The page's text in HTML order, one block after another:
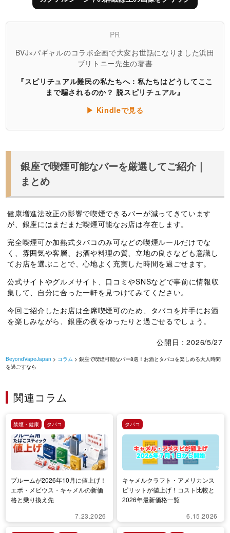
PR
BVJ×パギャルのコラボ企画で大変お世話になりました浜田
ブリトニー先生の著書
『スピリチュアル難民の私たちへ：私たちはどうしてここ
まで騙されるのか？ 脱スピリチュアル』
▶ Kindleで見る
銀座で喫煙可能なバーを厳選してご紹介｜
まとめ
健康増進法改正の影響で喫煙できるバーが減ってきています
が、銀座にはまだまだ喫煙可能なお店は存在します。
完全喫煙可か加熱式タバコのみ可などの喫煙ルールだけでな
く、雰囲気や客層、お酒や料理の質、立地の良さなども意識し
てお店を選ぶことで、心地よく充実した時間を過ごせます。
公式サイトやグルメサイト、口コミやSNSなどで事前に情報収
集して、自分に合った一軒を見つけてみてください。
今回ご紹介したお店は全席喫煙可のため、タバコを片手にお酒
を楽しみながら、銀座の夜をゆったりと過ごせるでしょう。
公開日 : 2026/5/27
BeyondVapeJapan > コラム > 銀座で喫煙可能なバー8選！お酒とタバコを楽しめる大人時間
を過ごすなら
関連コラム
禁煙・健康 タバコ
プルームが2026年10月に値上げ！
エボ・メビウス・キャメルの新価
格と乗り換え先
7.23.2026
タバコ
キャメルクラフト・アメリカンス
ピリットが値上げ！コスト比較と
2026年最新価格一覧
6.15.2026